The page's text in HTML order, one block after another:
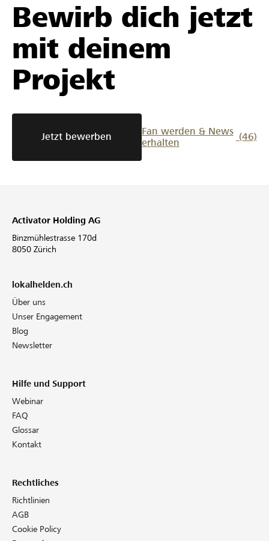
Bewirb dich jetzt
mit deinem
Projekt
Jetzt bewerben
Fan werden & News
erhalten
(46)
Activator Holding AG
Binzmühlestrasse 170d
8050 Zürich
lokalhelden.ch
Über uns
Unser Engagement
Blog
Newsletter
Hilfe und Support
Webinar
FAQ
Glossar
Kontakt
Rechtliches
Richtlinien
AGB
Cookie Policy